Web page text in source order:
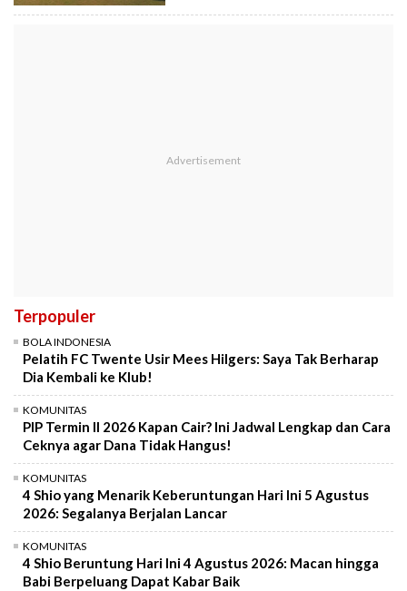
Terpopuler
BOLA INDONESIA
Pelatih FC Twente Usir Mees Hilgers: Saya Tak Berharap
Dia Kembali ke Klub!
KOMUNITAS
PIP Termin II 2026 Kapan Cair? Ini Jadwal Lengkap dan Cara
Ceknya agar Dana Tidak Hangus!
KOMUNITAS
4 Shio yang Menarik Keberuntungan Hari Ini 5 Agustus
2026: Segalanya Berjalan Lancar
KOMUNITAS
4 Shio Beruntung Hari Ini 4 Agustus 2026: Macan hingga
Babi Berpeluang Dapat Kabar Baik